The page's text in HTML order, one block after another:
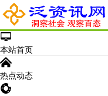
󰂑
本站首页
󰄫
热点动态
󰁍